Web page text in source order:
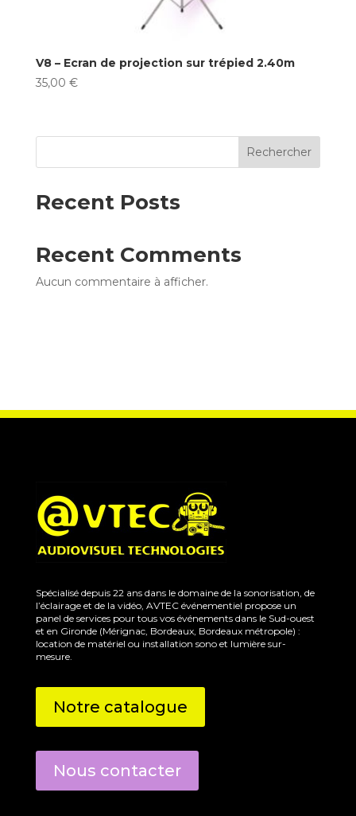
V8 – Ecran de projection sur trépied 2.40m
35,00 €
Rechercher
Recent Posts
Recent Comments
Aucun commentaire à afficher.
Spécialisé depuis 22 ans dans le domaine de la sonorisation, de
l’éclairage et de la vidéo, AVTEC événementiel propose un
panel de services pour tous vos événements dans le Sud-ouest
et en Gironde (Mérignac, Bordeaux, Bordeaux métropole) :
location de matériel ou installation sono et lumière sur-
mesure.
Notre catalogue
Nous contacter